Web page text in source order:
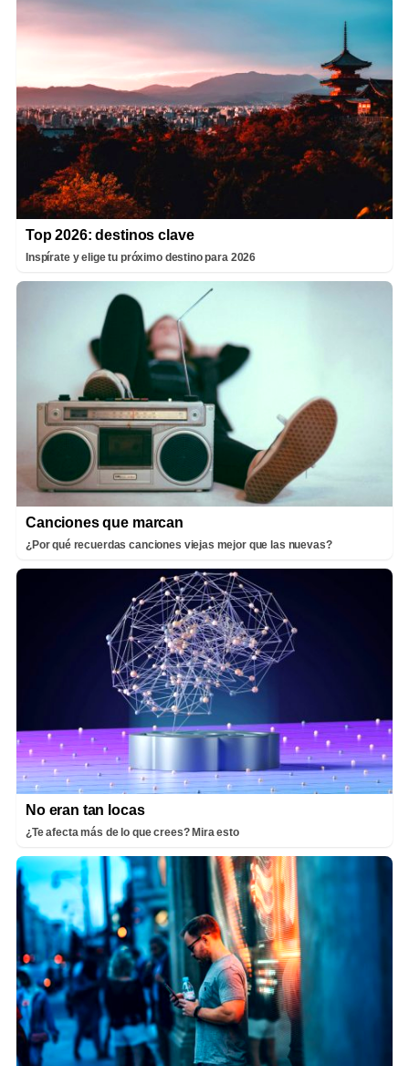
Top 2026: destinos clave
Inspírate y elige tu próximo destino para 2026
Canciones que marcan
¿Por qué recuerdas canciones viejas mejor que las nuevas?
No eran tan locas
¿Te afecta más de lo que crees? Mira esto